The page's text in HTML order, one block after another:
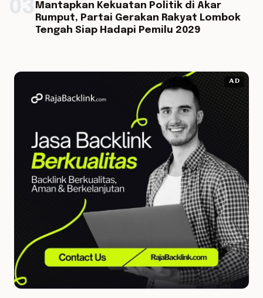
Mantapkan Kekuatan Politik di Akar
Rumput, Partai Gerakan Rakyat Lombok
Tengah Siap Hadapi Pemilu 2029
AD